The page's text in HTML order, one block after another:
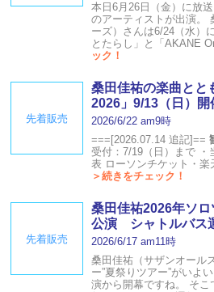
本日6月26日（金）に放
のアーティストが出演。
ーズ）さんは6/24（水）
とたらし」と「AKANE
ック！
先着販売
桑田佳祐の楽曲とと
2026」9/13（日）開
2026/6/22 am9時
===[2026.07.14 追記]==
受付：7/19（日）まで ・
表 ローソンチケット・
＞続きをチェック！
先着販売
桑田佳祐2026年ソ
公演 シャトルバス
2026/6/17 am11時
桑田佳祐（サザンオール
ー”夏祭りツアー”がいよ
演から開幕ですね。 そこ